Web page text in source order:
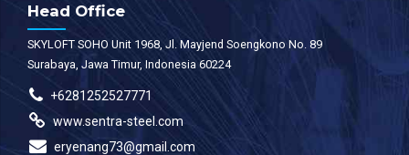
Head Office
SKYLOFT SOHO Unit 1968, Jl. Mayjend Soengkono No. 89
Surabaya, Jawa Timur, Indonesia 60224
+6281252527771
www.sentra-steel.com
eryenang73@gmail.com